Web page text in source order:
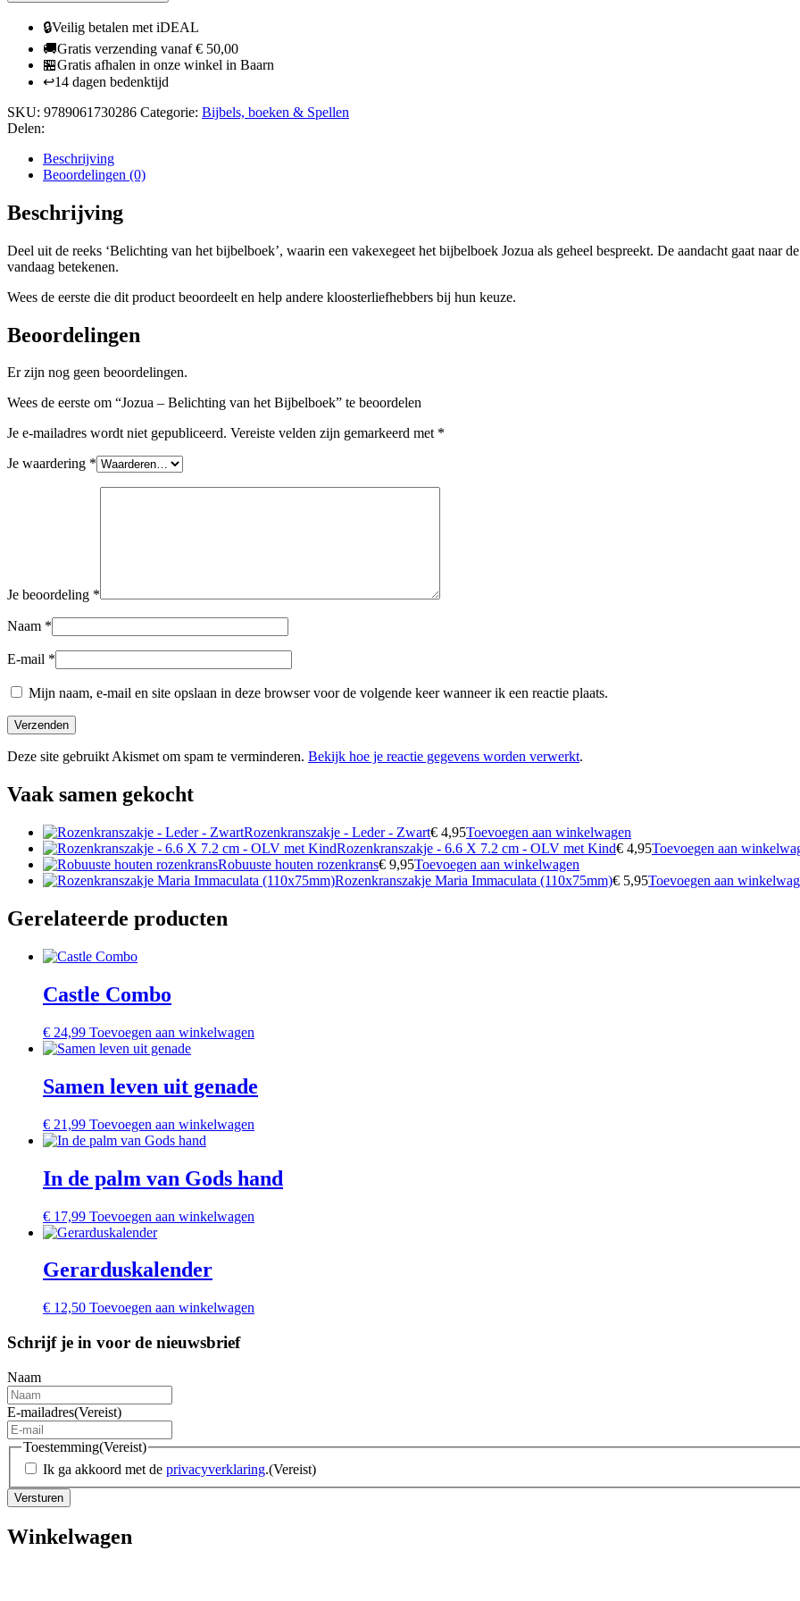
🔒Veilig betalen met iDEAL
🚚Gratis verzending vanaf € 50,00
🏪Gratis afhalen in onze winkel in Baarn
↩️14 dagen bedenktijd
SKU: 9789061730286 Categorie: Bijbels, boeken & Spellen
Delen:
Beschrijving
Beoordelingen (0)
Beschrijving
Deel uit de reeks ‘Belichting van het bijbelboek’, waarin een vakexegeet het bijbelboek Jozua als geheel bespreekt. De aandacht gaat naar
vandaag betekenen.
Wees de eerste die dit product beoordeelt en help andere kloosterliefhebbers bij hun keuze.
Beoordelingen
Er zijn nog geen beoordelingen.
Wees de eerste om “Jozua – Belichting van het Bijbelboek” te beoordelen
Je e-mailadres wordt niet gepubliceerd. Vereiste velden zijn gemarkeerd met *
Je waardering *
Je beoordeling *
Naam *
E-mail *
Mijn naam, e-mail en site opslaan in deze browser voor de volgende keer wanneer ik een reactie plaats.
Deze site gebruikt Akismet om spam te verminderen. Bekijk hoe je reactie gegevens worden verwerkt.
Vaak samen gekocht
Rozenkranszakje - Leder - Zwart€ 4,95Toevoegen aan winkelwagen
Rozenkranszakje - 6.6 X 7.2 cm - OLV met Kind€ 4,95Toevoegen aan
Robuuste houten rozenkrans€ 9,95Toevoegen aan winkelwagen
Rozenkranszakje Maria Immaculata (110x75mm)€ 5,95Toevoegen aan
Gerelateerde producten
Castle Combo
€ 24,99 Toevoegen aan winkelwagen
Samen leven uit genade
€ 21,99 Toevoegen aan winkelwagen
In de palm van Gods hand
€ 17,99 Toevoegen aan winkelwagen
Gerarduskalender
€ 12,50 Toevoegen aan winkelwagen
Schrijf je in voor de nieuwsbrief
Naam
E-mailadres(Vereist)
Toestemming(Vereist)
Ik ga akkoord met de privacyverklaring.(Vereist)
Winkelwagen